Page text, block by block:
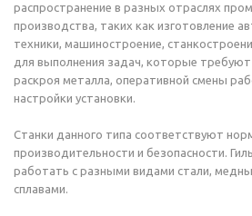
распространение в разных отраслях
производства, таких как изготовление
техники, машиностроение,
для выполнения задач, которые
раскроя металла, оперативной смены
настройки установки.
Станки данного типа соответствуют
производительности и безопасности.
работать с разными видами стали,
сплавами.